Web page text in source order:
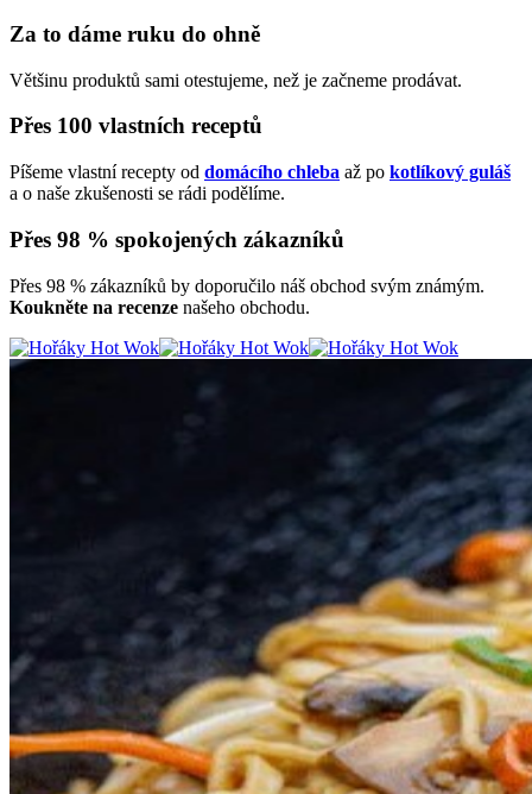
Za to dáme ruku do ohně
Většinu produktů sami otestujeme, než je začneme prodávat.
Přes 100 vlastních receptů
Píšeme vlastní recepty od domácího chleba až po kotlíkový guláš
a o naše zkušenosti se rádi podělíme.
Přes 98 % spokojených zákazníků
Přes 98 % zákazníků by doporučilo náš obchod svým známým.
Koukněte na recenze našeho obchodu.